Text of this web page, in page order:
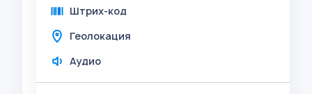
Штрих-код
Геолокация
Аудио